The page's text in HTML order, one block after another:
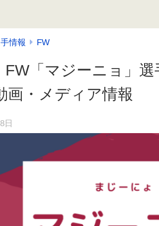
情報 FW
FW「マジーニョ」
画・メディア情報
日